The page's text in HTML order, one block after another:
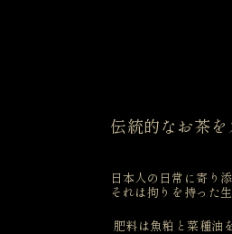
伝統的なお茶
日本人の日常に寄り
それは拘りを持った
肥料は魚粕と菜種油